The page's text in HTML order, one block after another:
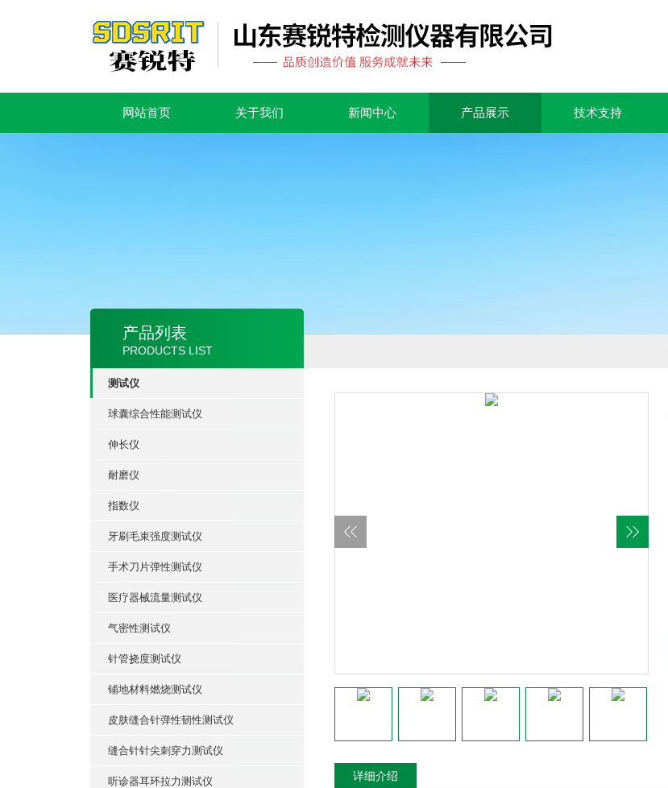
网站首页 关于我们 新闻中心 产品展示 技术支持
产品列表
PRODUCTS LIST
测试仪
球囊综合性能测试仪
伸长仪
耐磨仪
指数仪
牙刷毛束强度测试仪
手术刀片弹性测试仪
医疗器械流量测试仪
气密性测试仪
针管挠度测试仪
铺地材料燃烧测试仪
皮肤缝合针弹性韧性测试仪
缝合针针尖刺穿力测试仪
听诊器耳环拉力测试仪 详细介绍